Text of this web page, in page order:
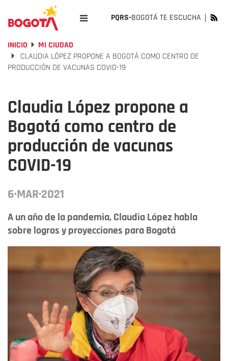
PQRS-BOGOTÁ TE ESCUCHA
INICIO
MI CIUDAD
CLAUDIA LÓPEZ PROPONE A BOGOTÁ COMO CENTRO DE
PRODUCCIÓN DE VACUNAS COVID-19
Claudia López propone a
Bogotá como centro de
producción de vacunas
COVID-19
6·MAR·2021
A un año de la pandemia, Claudia López habla
sobre logros y proyecciones para Bogotá